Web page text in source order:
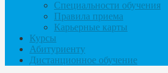
Специальности обучения
Правила приема
Карьерные карты
Курсы
Абитуриенту
Дистанционное обучение